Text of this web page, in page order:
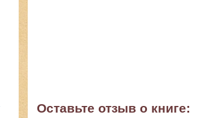
Оставьте отзыв о книге: